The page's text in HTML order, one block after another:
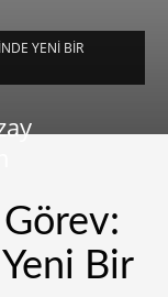
YENI BIR
Görev:
Bir